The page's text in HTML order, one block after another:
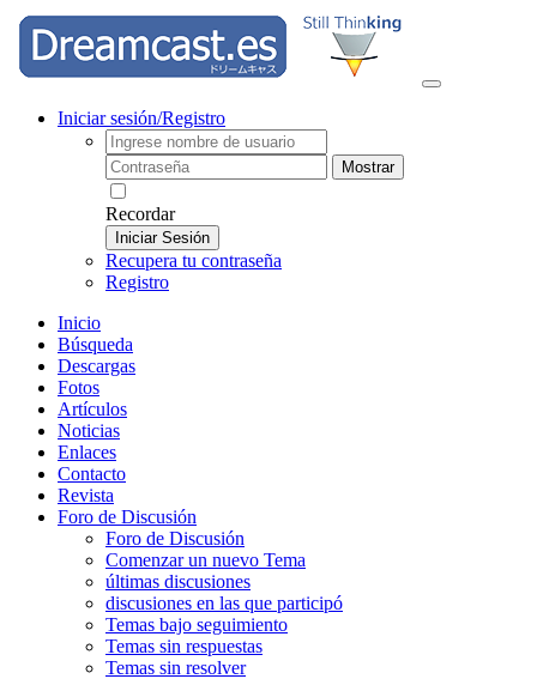
Iniciar sesión/Registro
Mostrar
Recordar
Iniciar Sesión
Recupera tu contraseña
Registro
Inicio
Búsqueda
Descargas
Fotos
Artículos
Noticias
Enlaces
Contacto
Revista
Foro de Discusión
Foro de Discusión
Comenzar un nuevo Tema
últimas discusiones
discusiones en las que participó
Temas bajo seguimiento
Temas sin respuestas
Temas sin resolver